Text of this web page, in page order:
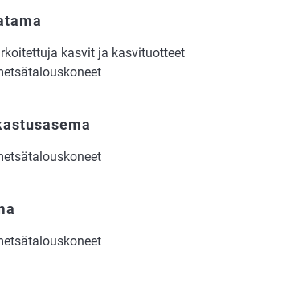
kasvit ja kasvituotteet